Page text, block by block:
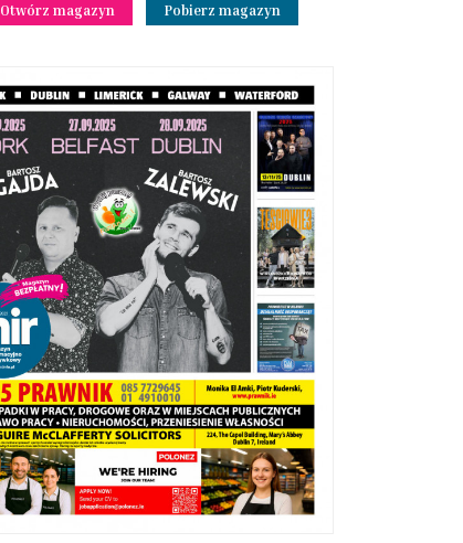
Otwórz magazyn
Pobierz magazyn